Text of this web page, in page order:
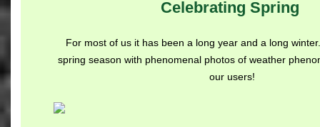
Celebrating Spring
For most of us it has been a long year and a long
spring season with phenomenal photos of weather
our users!